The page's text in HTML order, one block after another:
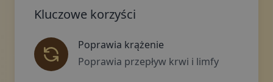
Kluczowe korzyści
Poprawia krążenie
Poprawia przepływ krwi i limfy